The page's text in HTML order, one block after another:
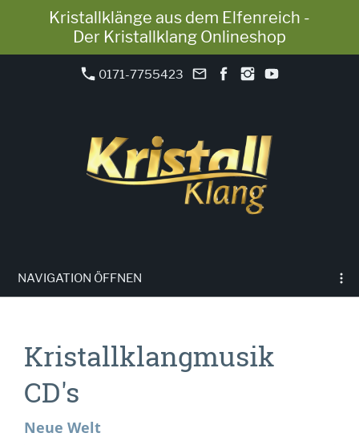
Kristallklänge aus dem Elfenreich -
Der Kristallklang Onlineshop
0171-7755423
NAVIGATION ÖFFNEN
Kristallklangmusik
CD's
Neue Welt